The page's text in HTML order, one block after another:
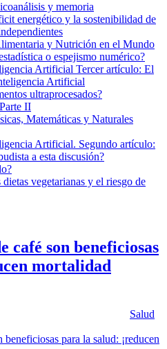
y memoria
energético y la sostenibilidad de
y Nutrición en el Mundo
o espejismo numérico?
Artificial Tercer artículo: El
Artificial
ultraprocesados?
II
Matemáticas y Naturales
Artificial. Segundo artículo:
a esta discusión?
vegetarianas y el riesgo de
café son beneficiosas
mortalidad
Salud